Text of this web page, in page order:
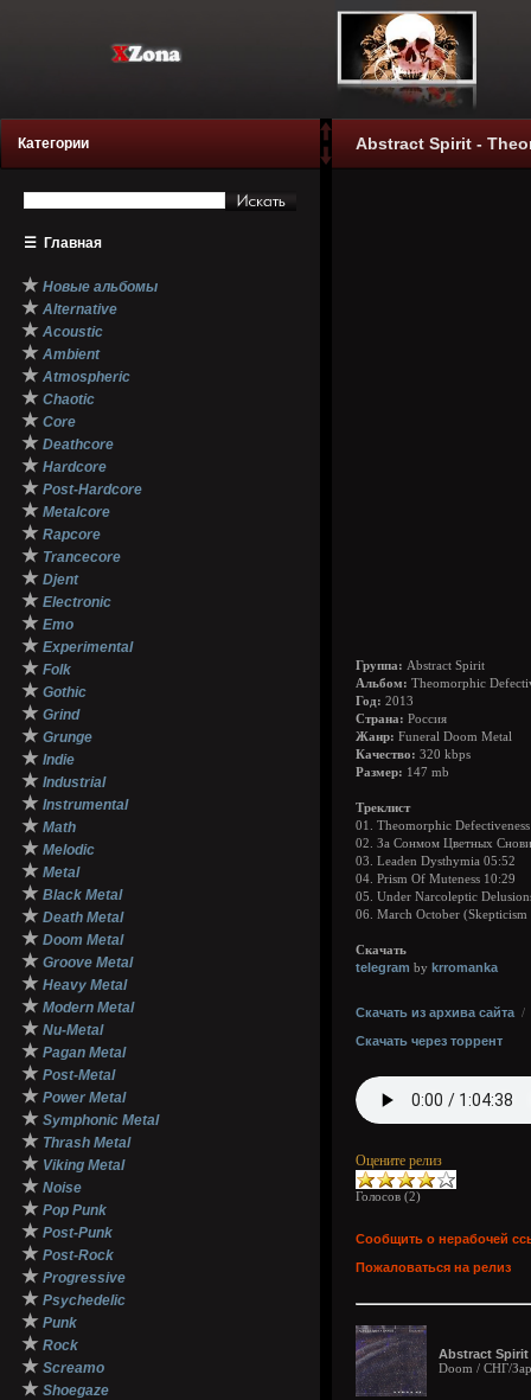
Категории
☰ Главная
★ Новые альбомы
★ Alternative
★ Acoustic
★ Ambient
★ Atmospheric
★ Chaotic
★ Core
★ Deathcore
★ Hardcore
★ Post-Hardcore
★ Metalcore
★ Rapcore
★ Trancecore
★ Djent
★ Electronic
★ Emo
★ Experimental
★ Folk
★ Gothic
★ Grind
★ Grunge
★ Indie
★ Industrial
★ Instrumental
★ Math
★ Melodic
★ Metal
★ Black Metal
★ Death Metal
★ Doom Metal
★ Groove Metal
★ Heavy Metal
★ Modern Metal
★ Nu-Metal
★ Pagan Metal
★ Post-Metal
★ Power Metal
★ Symphonic Metal
★ Thrash Metal
★ Viking Metal
★ Noise
★ Pop Punk
★ Post-Punk
★ Post-Rock
★ Progressive
★ Psychedelic
★ Punk
★ Rock
★ Screamo
★ Shoegaze
Abstract Spirit -
Группа: Abstract Spirit
Альбом: Theomorphic
Год: 2013
Страна: Россия
Жанр: Funeral Doom Metal
Качество: 320 kbps
Размер: 147 mb
Треклист
01. Theomorphic
02. За Сонмом Цветных
03. Leaden Dysthymia 05:52
04. Prism Of Muteness 10:29
05. Under Narcoleptic
06. March October
Скачать
telegram by krromanka
Скачать из архива сайта /
Скачать через торрент
Оцените релиз
Голосов (2)
Сообщить о нерабочей
Пожаловаться на релиз
Abstract Spirit
Doom / СНГ/